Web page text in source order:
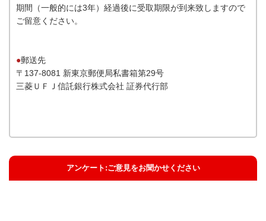
期間（一般的には3年）経過後に受取期限が到来致しますので
ご留意ください。
●郵送先
〒137-8081 新東京郵便局私書箱第29号
三菱ＵＦＪ信託銀行株式会社 証券代行部
アンケート:ご意見をお聞かせください